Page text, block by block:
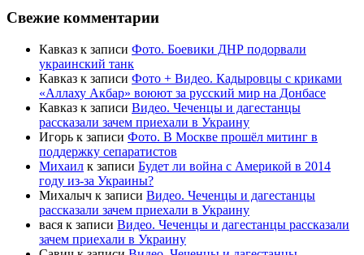
Свежие комментарии
Кавказ к записи Фото. Боевики ДНР подорвали
украинский танк
Кавказ к записи Фото + Видео. Кадыровцы с криками
«Аллаху Акбар» воюют за русский мир на Донбасе
Кавказ к записи Видео. Чеченцы и дагестанцы
рассказали зачем приехали в Украину
Игорь к записи Фото. В Москве прошёл митинг в
поддержку сепаратистов
Михаил к записи Будет ли война с Америкой в 2014
году из-за Украины?
Михалыч к записи Видео. Чеченцы и дагестанцы
рассказали зачем приехали в Украину
вася к записи Видео. Чеченцы и дагестанцы рассказали
зачем приехали в Украину